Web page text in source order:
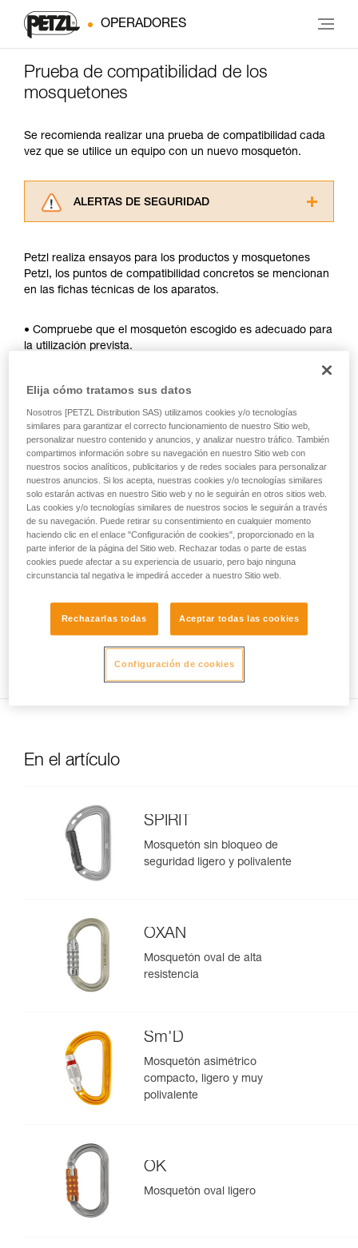
OPERADORES
Prueba de compatibilidad de los
mosquetones
Se recomienda realizar una prueba de compatibilidad cada
vez que se utilice un equipo con un nuevo mosquetón.
ALERTAS DE SEGURIDAD
consultarlo. Usted debe comprender la
información de la ficha técnica para poder
comprender este complemento informativo.
y un entrenamiento específico. Confirme a
través de un profesional su capacidad para
autónoma.
Damos ejemplos de técnicas relacionadas con
su actividad. Pueden existir otras que no
describimos aquí.
Petzl realiza ensayos para los productos y mosquetones
Petzl, los puntos de compatibilidad concretos se mencionan
en las fichas técnicas de los aparatos.
• Compruebe que el mosquetón escogido es adecuado para
la utilización prevista.
• Compruebe que el mosquetón no se bloquea en el orificio
de conexión del aparato.
• Valore la posibilidad de que el mosquetón se coloque en
una mala posición y la estabilidad de esta mala posición.
• Compruebe los riesgos de interferencia entre los
elementos del sistema y el casquillo del mosquetón.
Observación
compatibilidad cuando cambie el mosquetón. En efecto, la
mosquetón y ya no sujetar correctamente al segundo.
En el artículo
SPIRIT
Mosquetón sin bloqueo de
seguridad ligero y polivalente
OXAN
Mosquetón oval de alta
resistencia
Sm'D
Mosquetón asimétrico
compacto, ligero y muy
polivalente
OK
Mosquetón oval ligero
Elija cómo tratamos sus datos
Nosotros [PETZL Distribution SAS) utilizamos cookies y/o tecnologías
similares para garantizar el correcto funcionamiento de nuestro Sitio web,
personalizar nuestro contenido y anuncios, y analizar nuestro tráfico. También
compartimos información sobre su navegación en nuestro Sitio web con
nuestros socios analíticos, publicitarios y de redes sociales para personalizar
nuestros anuncios. Si los acepta, nuestras cookies y/o tecnologías similares
solo estarán activas en nuestro Sitio web y no le seguirán en otros sitios web.
Las cookies y/o tecnologías similares de nuestros socios le seguirán a través
de su navegación. Puede retirar su consentimiento en cualquier momento
haciendo clic en el enlace "Configuración de cookies", proporcionado en la
parte inferior de la página del Sitio web. Rechazar todas o parte de estas
cookies puede afectar a su experiencia de usuario, pero bajo ninguna
circunstancia tal negativa le impedirá acceder a nuestro Sitio web.
Rechazarlas todas Aceptar todas las cookies
Configuración de cookies